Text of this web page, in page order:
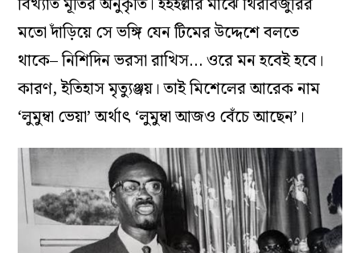
মতো দাঁড়িয়ে সে ভঙ্গি যেন টিমের উদ্দেশে বলতে
থাকে– নিশিদিন ভরসা রাখিস… ওরে মন হবেই হবে।
কারণ, ইতিহাস মৃত্যুঞ্জয়। তাই মিশেলের আরেক নাম
‘লুমুম্বা ভেয়া’ অর্থাৎ ‘লুমুম্বা আজও বেঁচে আছেন’।